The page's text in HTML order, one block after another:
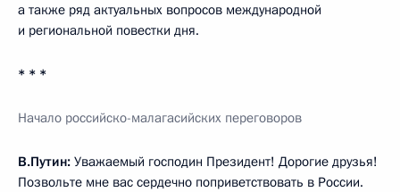
а также ряд актуальных вопросов международной
и региональной повестки дня.
* * *
Начало российско-малагасийских переговоров
В.Путин: Уважаемый господин Президент! Дорогие друзья!
Позвольте мне вас сердечно поприветствовать в России.